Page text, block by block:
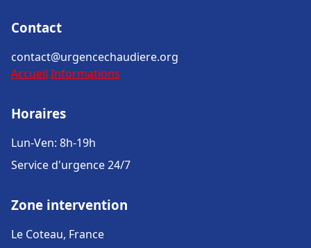
Contact
contact@urgencechaudiere.org
Accueil Informations
Horaires
Lun-Ven: 8h-19h
Service d'urgence 24/7
Zone intervention
Le Coteau, France